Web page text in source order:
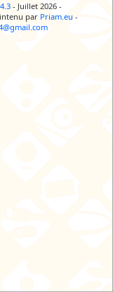
- Juillet 2026-
par Priam.eu -